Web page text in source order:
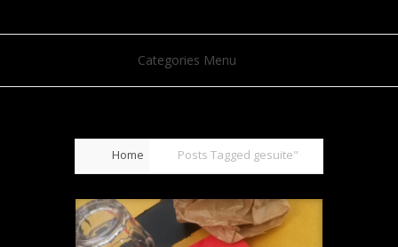
Categories Menu
Home Posts Tagged gesuite"